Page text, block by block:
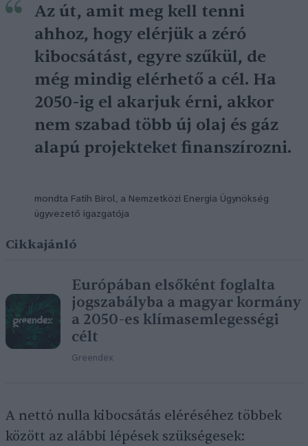
Az út, amit meg kell tenni
ahhoz, hogy elérjük a zéró
kibocsátást, egyre szűkül, de
még mindig elérhető a cél. Ha
2050-ig el akarjuk érni, akkor
nem szabad több új olaj és gáz
alapú projekteket finanszírozni.
mondta Fatih Birol, a Nemzetközi Energia Ügynökség
ügyvezető igazgatója
Cikkajánló
Európában elsőként foglalta
jogszabályba a magyar kormány
a 2050-es klímasemlegességi
célt
Greendex
A nettó nulla kibocsátás eléréséhez többek
között az alábbi lépések szükségesek: